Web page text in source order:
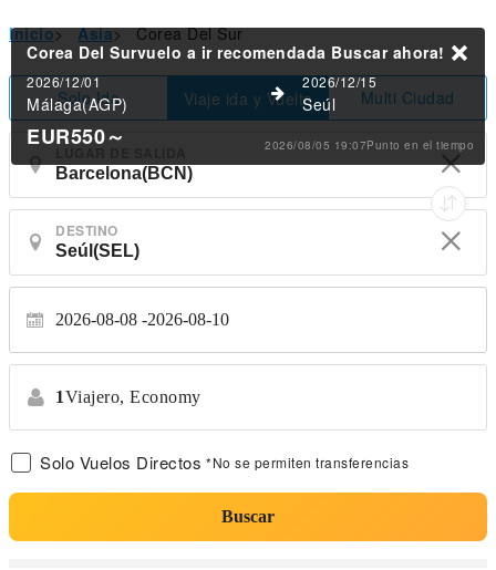
Inicio> Asia> Corea Del Sur
Solo Ida Viaje ida y Vuelta Multi Ciudad
DESTINO
2026-08-08 2026-08-10
1Viajero, Economy
Solo Vuelos Directos *No se permiten transferencias
Buscar
Corea Del Survuelo a ir recomendada Buscar ahora!
2026/12/01
Málaga(AGP)
2026/12/15
Seúl
EUR550～ 2026/08/05 19:07Punto en el tiempo